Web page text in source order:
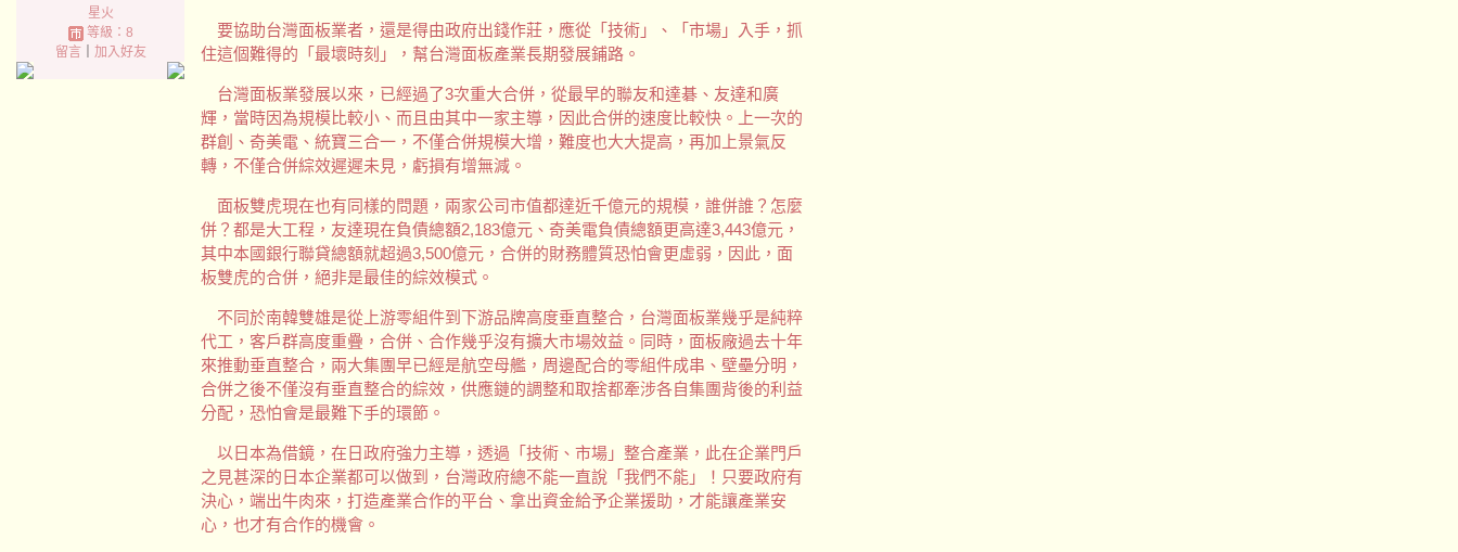
星火
等級：8
留言｜ 加入好友
要協助台灣面板業者，還是得由政府出錢作莊，應從「技術」、「市場」入手，抓
住這個難得的「最壞時刻」，幫台灣面板產業長期發展鋪路。
台灣面板業發展以來，已經過了3次重大合併，從最早的聯友和達碁、友達和廣
輝，當時因為規模比較小、而且由其中一家主導，因此合併的速度比較快。上一次的
群創、奇美電、統寶三合一，不僅合併規模大增，難度也大大提高，再加上景氣反
轉，不僅合併綜效遲遲未見，虧損有增無減。
面板雙虎現在也有同樣的問題，兩家公司市值都達近千億元的規模，誰併誰？怎麼
併？都是大工程，友達現在負債總額2,183億元、奇美電負債總額更高達3,443億元，
其中本國銀行聯貸總額就超過3,500億元，合併的財務體質恐怕會更虛弱，因此，面
板雙虎的合併，絕非是最佳的綜效模式。
不同於南韓雙雄是從上游零組件到下游品牌高度垂直整合，台灣面板業幾乎是純粹
代工，客戶群高度重疊，合併、合作幾乎沒有擴大市場效益。同時，面板廠過去十年
來推動垂直整合，兩大集團早已經是航空母艦，周邊配合的零組件成串、壁壘分明，
合併之後不僅沒有垂直整合的綜效，供應鏈的調整和取捨都牽涉各自集團背後的利益
分配，恐怕會是最難下手的環節。
以日本為借鏡，在日政府強力主導，透過「技術、市場」整合產業，此在企業門戶
之見甚深的日本企業都可以做到，台灣政府總不能一直說「我們不能」！只要政府有
決心，端出牛肉來，打造產業合作的平台、拿出資金給予企業援助，才能讓產業安
心，也才有合作的機會。